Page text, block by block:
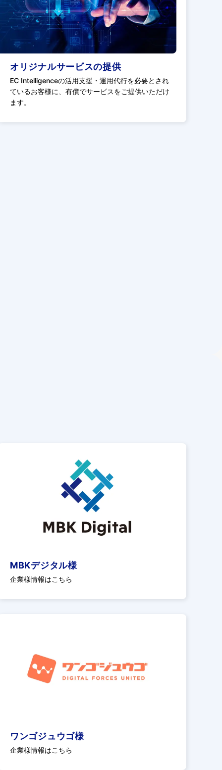
オリジナルサービスの提供
EC Intelligenceの活用支援・運用代行を必要とされ
ているお客様に、有償でサービスをご提供いただけ
ます。
MBKデジタル様
企業様情報はこちら
ワンゴジュウゴ様
企業様情報はこちら